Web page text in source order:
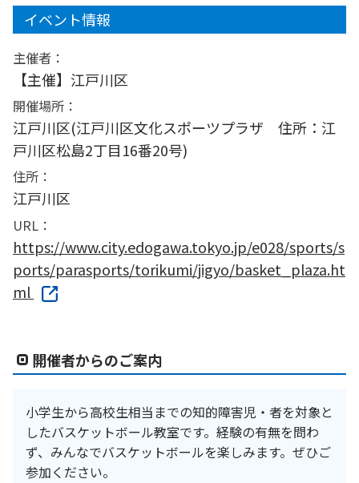
イベント情報
主催者：
【主催】江戸川区
開催場所：
江戸川区(江戸川区文化スポーツプラザ 住所：江
戸川区松島2丁目16番20号)
住所：
江戸川区
URL：
https://www.city.edogawa.tokyo.jp/e028/sports/s
ports/parasports/torikumi/jigyo/basket_plaza.ht
ml
開催者からのご案内
小学生から高校生相当までの知的障害児・者を対象と
したバスケットボール教室です。経験の有無を問わ
ず、みんなでバスケットボールを楽しみます。ぜひご
参加ください。